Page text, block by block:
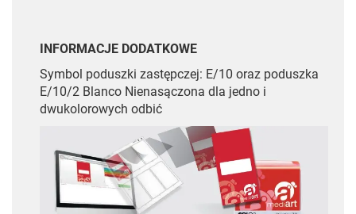
INFORMACJE DODATKOWE
Symbol poduszki zastępczej: E/10 oraz poduszka
E/10/2 Blanco Nienasączona dla jedno i
dwukolorowych odbić